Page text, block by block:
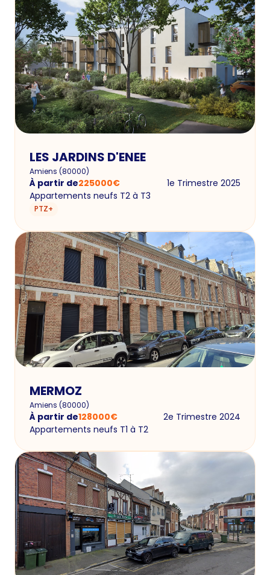
LES JARDINS D'ENEE
Amiens (80000)
À partir de225000€
1e Trimestre 2025
Appartements neufs T2 à T3
PTZ+
MERMOZ
Amiens (80000)
À partir de128000€
2e Trimestre 2024
Appartements neufs T1 à T2